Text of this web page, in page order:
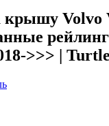
крышу Volvo
>>> | Turtle